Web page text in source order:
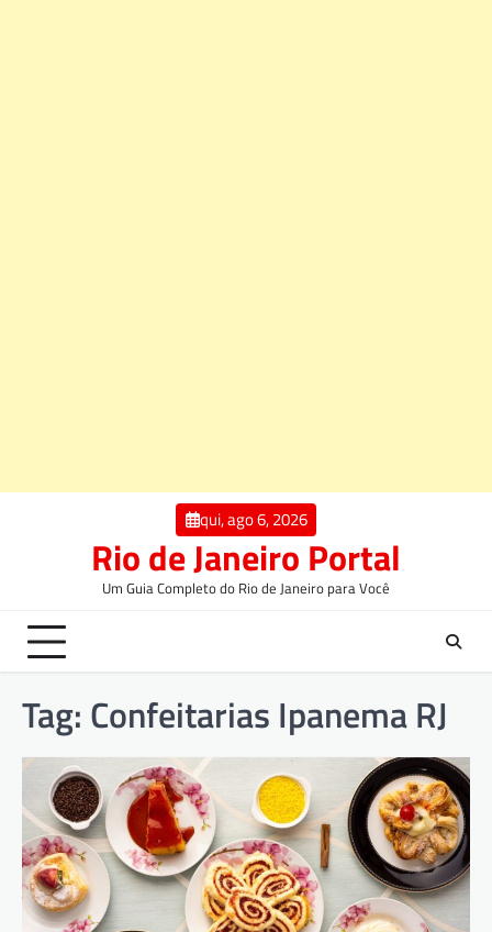
qui, ago 6, 2026
Rio de Janeiro Portal
Um Guia Completo do Rio de Janeiro para Você
Tag: Confeitarias Ipanema RJ